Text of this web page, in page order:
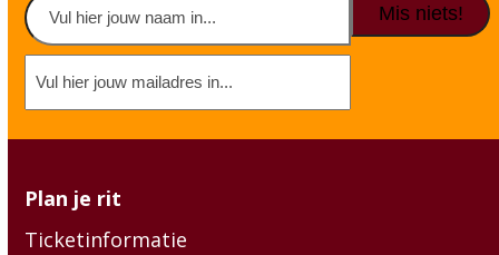
(Vereist)
Voornaam
mailadres
Plan je rit
Ticketinformatie